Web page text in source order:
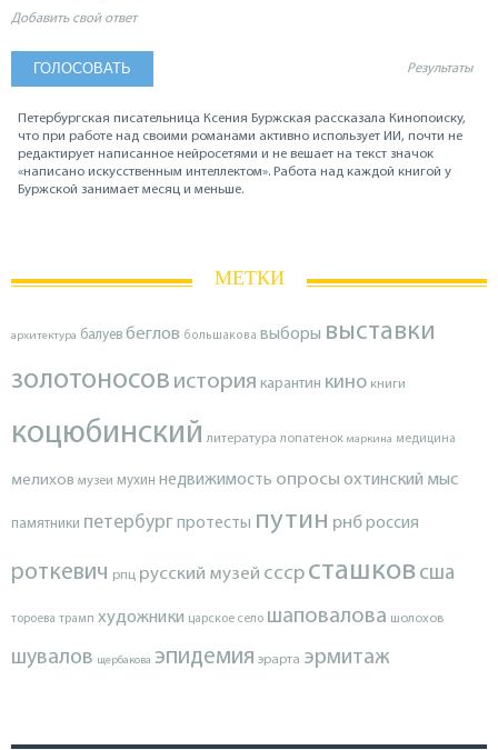
Добавить свой ответ
Результаты
Петербургская писательница Ксения Буржская рассказала Кинопоиску,
что при работе над своими романами активно использует ИИ, почти не
редактирует написанное нейросетями и не вешает на текст значок
«написано искусственным интеллектом». Работа над каждой книгой у
Буржской занимает месяц и меньше.
МЕТКИ
архитектура балуев беглов большакова выборы выставки
золотоносов история карантин кино книги
коцюбинский литература лопатенок маркина медицина
мелихов музеи мухин недвижимость опросы охтинский мыс
памятники петербургпротесты путин рнброссия
роткевич рпц русский музей ссср сташков сша
тороева трамп художники царское село шаповалова шолохов
шувалов щербакова эпидемия эрарта эрмитаж